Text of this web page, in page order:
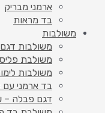
ארמני מבריק
בד מראות
משולבות
משולבות
משולבת
משולבות
בד ארמני עם
דגם פבלה – 120₪